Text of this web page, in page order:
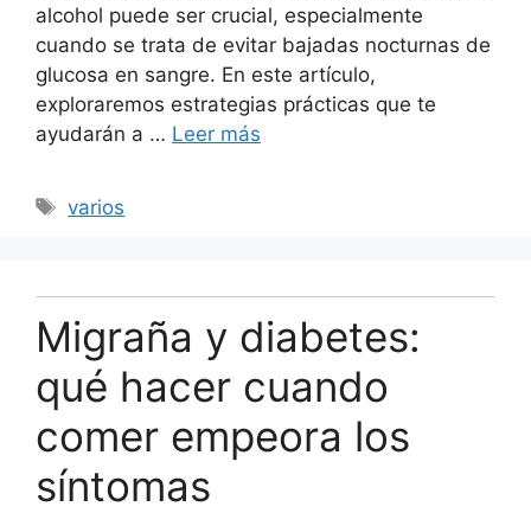
alcohol puede ser crucial, especialmente
cuando se trata de evitar bajadas nocturnas de
glucosa en sangre. En este artículo,
exploraremos estrategias prácticas que te
ayudarán a … Leer más
Etiquetas
varios
Migraña y diabetes:
qué hacer cuando
comer empeora los
síntomas